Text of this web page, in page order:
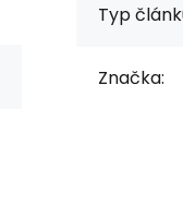
Typ
Značka: